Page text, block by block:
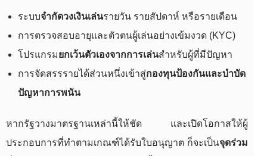
ระบบจำกัดวงเงินเล่นรายวัน รายสัปดาห์ หรือรายเดือน
การตรวจสอบอายุและตัวตนผู้เล่นอย่างเข้มงวด (KYC)
โปรแกรมยกเว้นตัวเองจากการเล่นสำหรับผู้ที่มีปัญหา
การจัดสรรรายได้ส่วนหนึ่งเข้าสู่กองทุนป้องกันและบำบัด
ปัญหาการพนัน
หากรัฐวางมาตรฐานเหล่านี้ให้ชัด และเปิดโอกาสให้ผู้
ประกอบการที่ทำตามเกณฑ์ได้รับใบอนุญาต ก็จะเป็นจุดร่วม